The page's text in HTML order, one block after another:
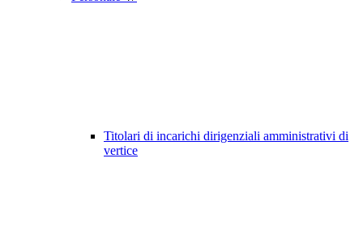
Titolari di incarichi dirigenziali amministrativi di
vertice